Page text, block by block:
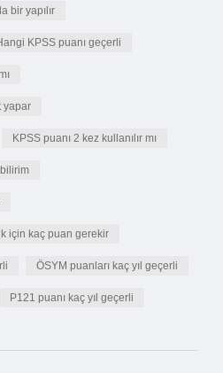
bir yapılır
KPSS puanı geçerli
yapar
KPSS puanı 2 kez kullanılır mı
için kaç puan gerekir
ÖSYM puanları kaç yıl geçerli
P121 puanı kaç yıl geçerli